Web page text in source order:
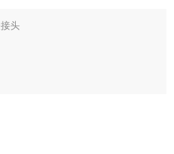
头
接头体、卡套、螺母。当卡套和螺
无缝钢管，形成有效密封。其安装